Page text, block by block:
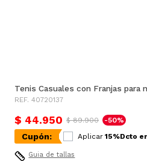
Tenis Casuales con Franjas para
REF. 40720137
$ 44.950 $ 89.900 -50%
Cupón: Aplicar 15%Dcto
Guia de tallas